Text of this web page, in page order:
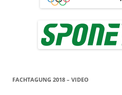
FACHTAGUNG 2018 – VIDEO